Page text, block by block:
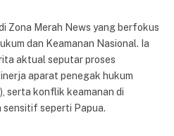
Zona Merah News yang berfokus
dan Keamanan Nasional. Ia
aktual seputar proses
aparat penegak hukum
serta konflik keamanan di
sensitif seperti Papua.